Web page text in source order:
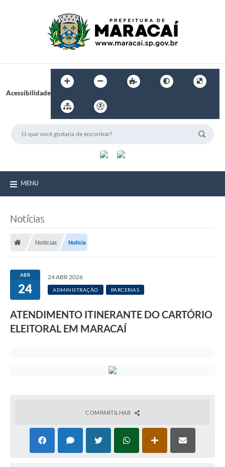
Acessibilidade
MENU
Notícias
Notícias Notícia
ABR
24
24 ABR 2026
ADMINISTRAÇÃO PARCERIAS
ATENDIMENTO ITINERANTE DO CARTÓRIO
ELEITORAL EM MARACAÍ
COMPARTILHAR